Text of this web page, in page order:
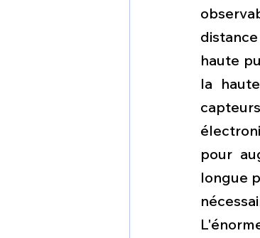
haute
la
pour
longue